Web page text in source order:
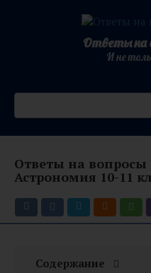
Ответы на
И не
Ответы на
Астрономия 10-11
Содержание